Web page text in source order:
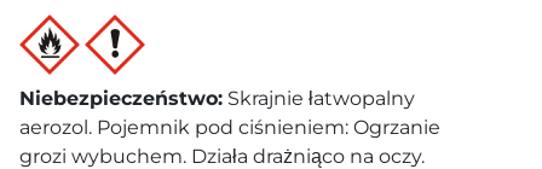
Niebezpieczeństwo: Skrajnie łatwopalny
aerozol. Pojemnik pod ciśnieniem: Ogrzanie
grozi wybuchem. Działa drażniąco na oczy.